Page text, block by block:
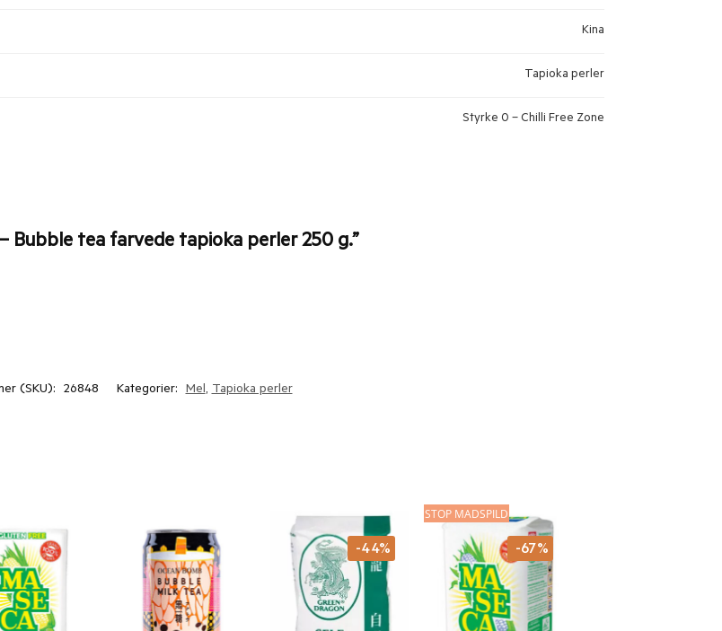
Kina
Tapioka perler
Styrke 0 – Chilli Free Zone
tea farvede tapioka perler 250 g.”
(SKU): 26848 Kategorier: Mel,Tapioka perler
-44% -67%
STOP MADSPILD